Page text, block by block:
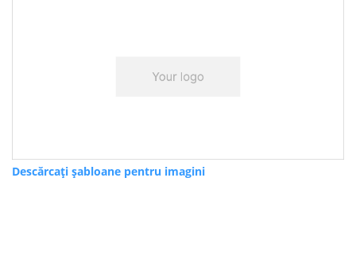
Descărcați șabloane pentru imagini